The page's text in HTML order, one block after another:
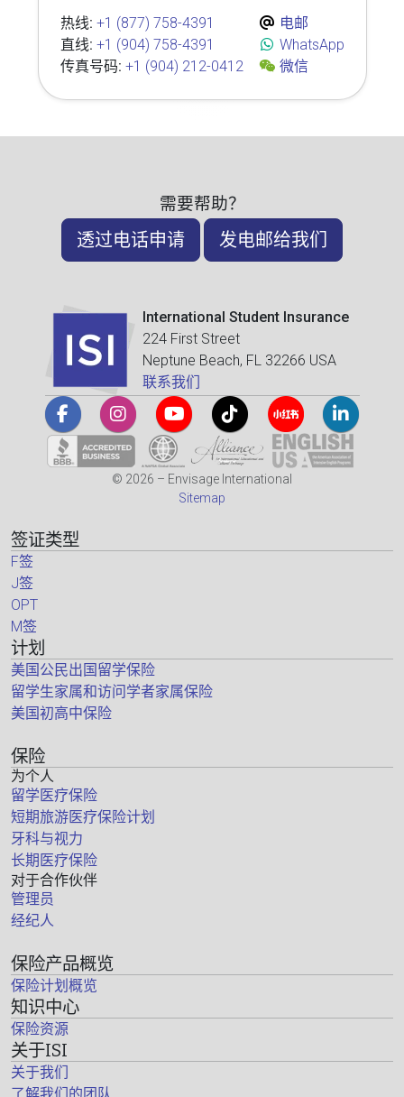
热线: +1 (877) 758-4391
直线: +1 (904) 758-4391
传真号码: +1 (904) 212-0412
电邮
WhatsApp
微信
需要帮助？
透过电话申请 发电邮给我们
International Student Insurance
224 First Street
Neptune Beach, FL 32266 USA
联系我们
© 2026 – Envisage International
Sitemap
签证类型
F签
J签
OPT
M签
计划
美国公民出国留学保险
留学生家属和访问学者家属保险
美国初高中保险
保险
为个人
留学医疗保险
短期旅游医疗保险计划
牙科与视力
长期医疗保险
对于合作伙伴
管理员
经纪人
保险产品概览
保险计划概览
知识中心
保险资源
关于ISI
关于我们